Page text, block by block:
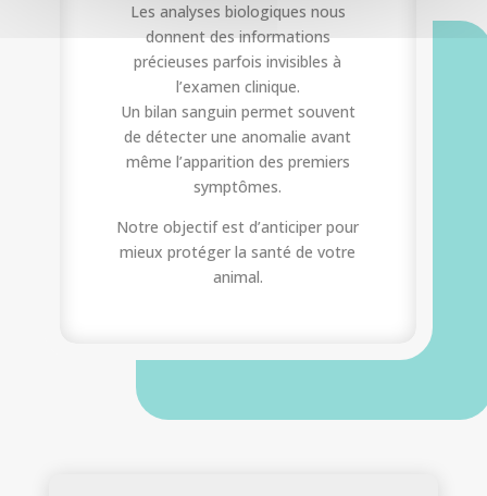
Les analyses biologiques nous
donnent des informations
précieuses parfois invisibles à
l’examen clinique.
Un bilan sanguin permet souvent
de détecter une anomalie avant
même l’apparition des premiers
symptômes.
Notre objectif est d’anticiper pour
mieux protéger la santé de votre
animal.